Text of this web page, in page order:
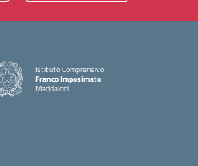
Istituto Comprensivo
Franco Imposimato
Maddaloni